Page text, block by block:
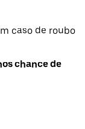
caso de roubo
chance de